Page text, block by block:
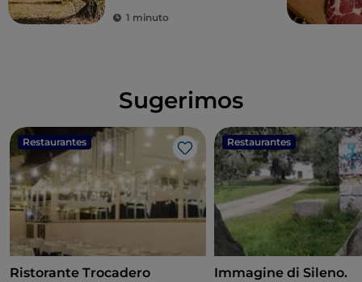
1 minuto
Sugerimos
Restaurantes
Me gusta
Ristorante Trocadero
Restaurantes
Immagine di Sileno.